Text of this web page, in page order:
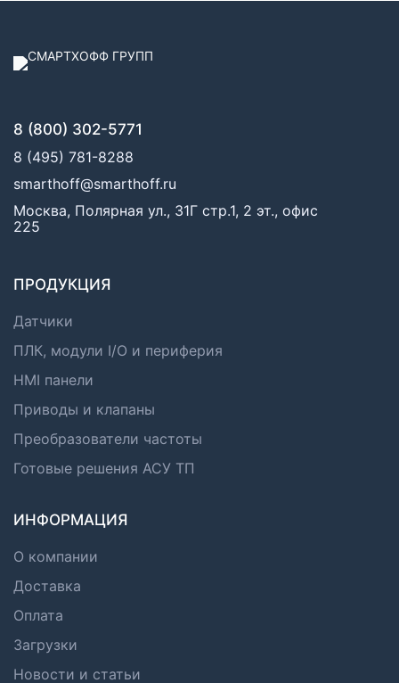
8 (800) 302-5771
8 (495) 781-8288
smarthoff@smarthoff.ru
Москва, Полярная ул., 31Г стр.1, 2 эт., офис
225
ПРОДУКЦИЯ
Датчики
ПЛК, модули I/O и периферия
HMI панели
Приводы и клапаны
Преобразователи частоты
Готовые решения АСУ ТП
ИНФОРМАЦИЯ
О компании
Доставка
Оплата
Загрузки
Новости и статьи